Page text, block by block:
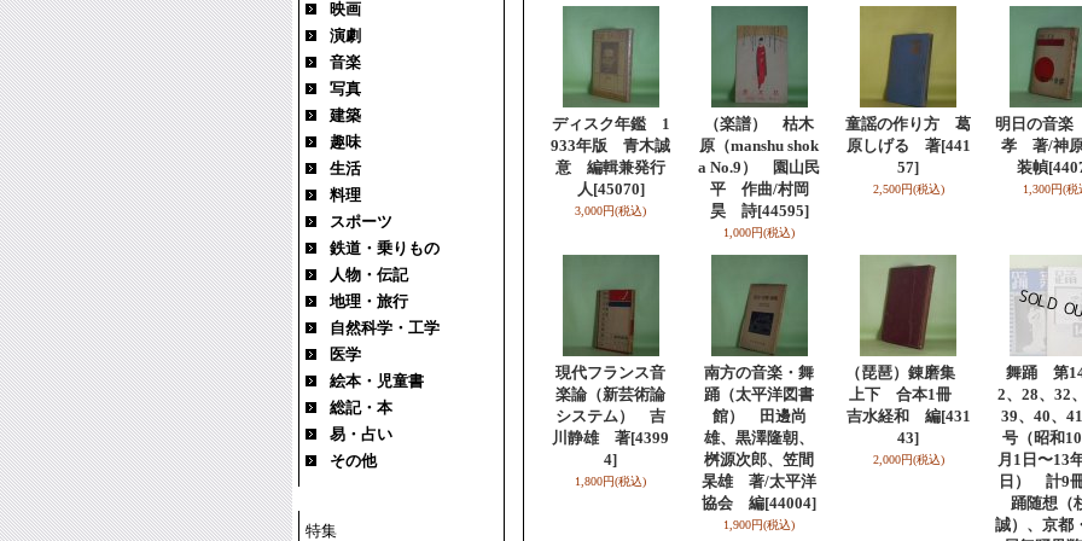
映画
演劇
音楽
写真
建築
趣味
生活
料理
スポーツ
鉄道・乗りもの
人物・伝記
地理・旅行
自然科学・工学
医学
絵本・児童書
総記・本
易・占い
その他
特集
ディスク年鑑 1
933年版 青木誠
意 編輯兼発行
人[45070]
3,000円(税込)
（楽譜） 枯木
原（manshu shok
a No.9） 園山民
平 作曲/村岡
昊 詩[44595]
1,000円(税込)
童謡の作り方 葛
原しげる 著[441
57]
2,500円(税込)
明日の音
孝 著/神
装幀
1,300円(税
現代フランス音
楽論（新芸術論
システム） 吉
川静雄 著[4399
4]
1,800円(税込)
南方の音楽・舞
踊（太平洋図書
館） 田邊尚
雄、黒澤隆朝、
桝源次郎、笠間
杲雄 著/太平洋
協会 編[44004]
1,900円(税込)
（琵琶）錬磨集
上下 合本1冊
吉水経和 編[431
43]
2,000円(税込)
舞踊 第
2、28、32
39、40、
号（昭和
月1日〜13
日） 計9
踊随想（
誠）、京都